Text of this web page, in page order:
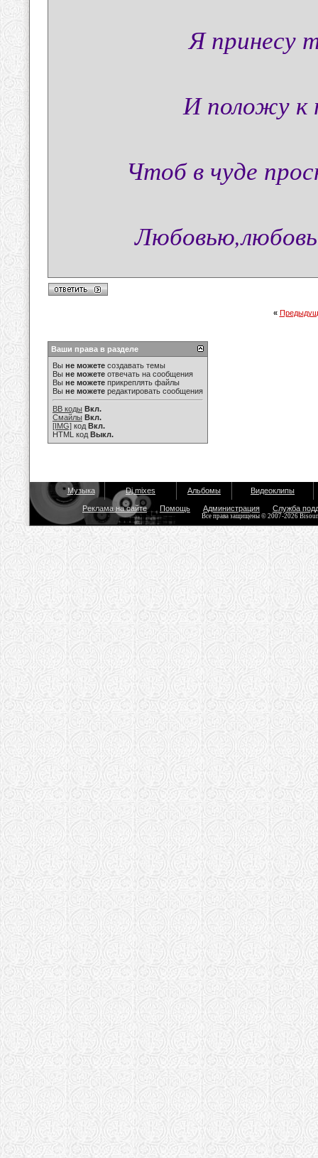
Я принесу
И положу к
Чтоб в чуде
«
Ваши права в разделе
Вы не можете создавать темы
Вы не можете отвечать на сообщения
Вы не можете прикреплять файлы
Вы не можете редактировать сообщения
BB коды Вкл.
Смайлы Вкл.
[IMG] код Вкл.
HTML код Выкл.
Музыка Dj mixes Альбомы Видеоклипы
Реклама на сайте Помощь Администрация Служба
Все права защищены © 2007-2026